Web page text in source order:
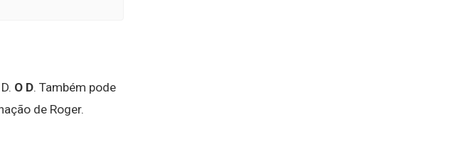
O D. Também pode
de Roger.